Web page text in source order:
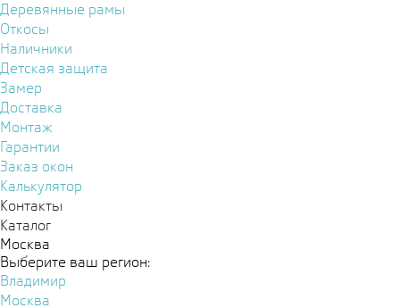
Деревянные рамы
Откосы
Наличники
Детская защита
Замер
Доставка
Монтаж
Гарантии
Заказ окон
Калькулятор
Контакты
Каталог
Москва
Выберите ваш регион:
Владимир
Москва